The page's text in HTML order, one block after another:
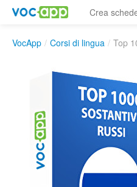
Crea
VocApp / Corsi di lingua / Top